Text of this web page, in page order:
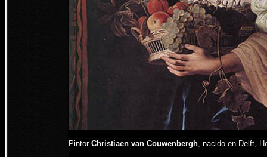
Pintor Christiaen van Couwenbergh, nacido en Delft,